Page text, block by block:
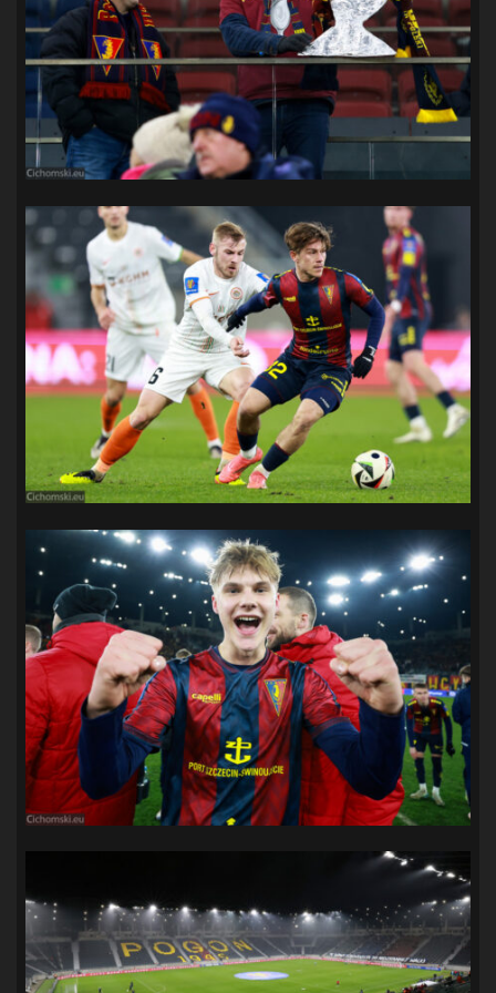
SANDRA SPA POGOŃ SZCZECIN(100) SIEDLECKA(63)
SPARING(110) SPR POGOŃ SZCZECIN(72)
SPÓJNIA STARGARD(35) STOCZNIA SZCZECIN
SUPERLIGA KOBIET(58) SUPERLIGA MĘŻCZYZN (92)
TAURON LIGA KOBIET (106) TENIS(26) (26)
WYGRANA (43) ZAGŁĘBIE LUBIN (36) ŚLĄSK WROCŁAW
ŚWIT SKOLWIN
STAT4U